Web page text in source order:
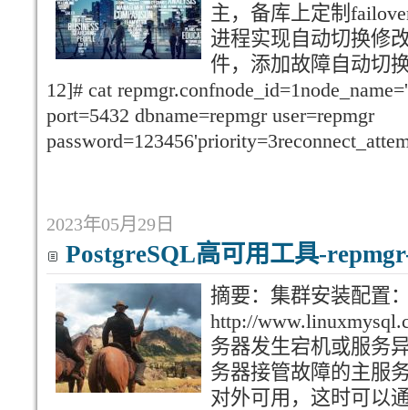
主，备库上定制
进程实现自动切换修
件，添加故障自动切
12]# cat
port=5432 dbname=repmgr user=repmgr
2023年05月29日
PostgreSQL高可用工具-
摘要：集群安装配置
http://
务器发生宕机或服务
务器接管故障的主服
对外可用，这时可以